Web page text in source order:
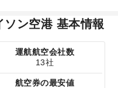
ソン空港 基本情報
運航航空会社数
13社
航空券の最安値